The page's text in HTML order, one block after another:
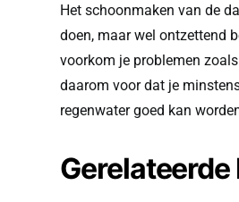
Het schoonmaken van de
doen, maar wel ontzettend
voorkom je problemen
daarom voor dat je
regenwater goed kan